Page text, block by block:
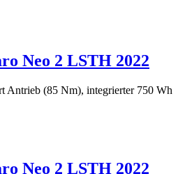
Neo 2 LSTH 2022
Antrieb (85 Nm), integrierter 750 Wh
Neo 2 LSTH 2022